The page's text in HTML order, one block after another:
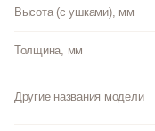
Высота (с ушками), мм
Толщина, мм
Другие названия модели